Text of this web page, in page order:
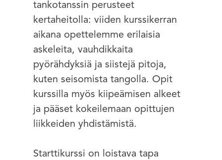
tankotanssin perusteet
kertaheitolla: viiden kurssikerran
aikana opettelemme erilaisia
askeleita, vauhdikkaita
pyörähdyksiä ja siistejä pitoja,
kuten seisomista tangolla. Opit
kurssilla myös kiipeämisen alkeet
ja pääset kokeilemaan opittujen
liikkeiden yhdistämistä.
Starttikurssi on loistava tapa